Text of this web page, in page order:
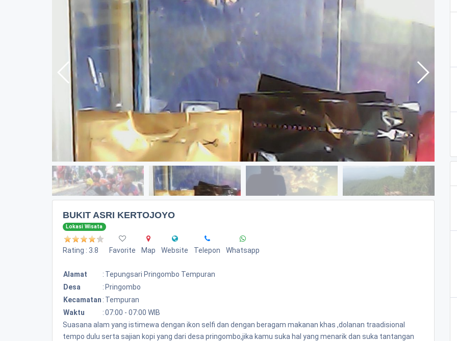
BUKIT ASRI KERTOJOYO
Lokasi Wisata
Rating : 3.8 Favorite Map Website Telepon Whatsapp
Alamat : Tepungsari Pringombo Tempuran
Desa
: Pringombo
Kecamatan : Tempuran
Waktu
:07:00 - 07:00 WIB
Suasana alam yang istimewa dengan ikon selfi dan dengan beragam makanan khas ,dolanan traadisional
tempo dulu serta sajian kopi yang dari desa pringombo,jika kamu suka hal yang menarik dan suka tantangan